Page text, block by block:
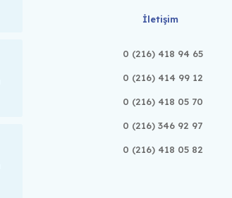
İletişim
0 (216) 418 94 65
0 (216) 414 99 12
0 (216) 418 05 70
0 (216) 346 92 97
0 (216) 418 05 82